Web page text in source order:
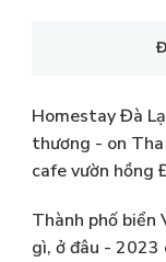
Homestay Đà
thương - on
cafe vườn hồng
Thành phố biển
gì, ở đâu - 2023